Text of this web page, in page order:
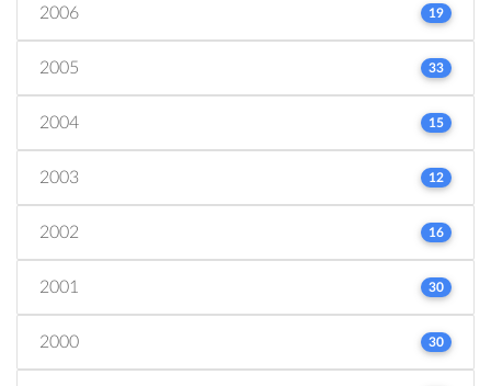
2006 19
2005 33
2004 15
2003 12
2002 16
2001 30
2000 30